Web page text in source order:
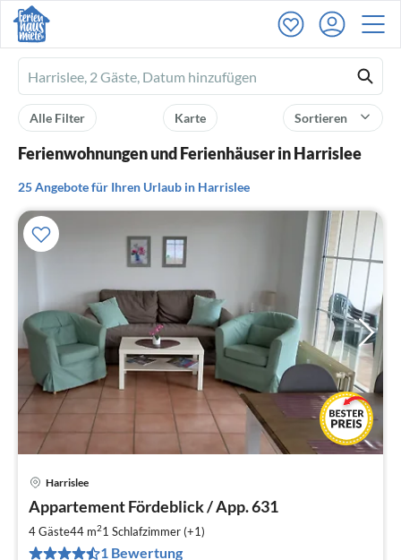
Ferienhausmiete
logo
Sortieren
Karte
Alle Filter
Ferienwohnungen und Ferienhäuser in Harrislee
25 Angebote für Ihren Urlaub in Harrislee
Harrislee
Appartement Fördeblick / App. 631
4 Gäste44 m21 Schlafzimmer (+1)
1 Bewertung